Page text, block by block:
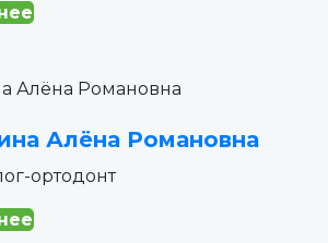
Алёна Романовна
ортодонт